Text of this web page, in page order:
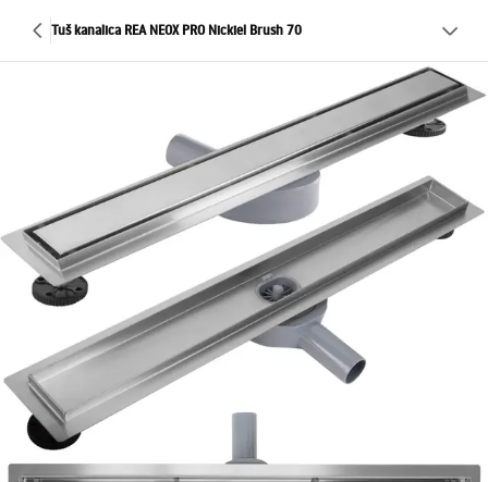
Tuš kanalica REA NEOX PRO Nickiel Brush 70